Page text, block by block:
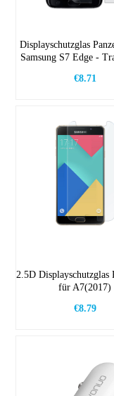
Displayschutzglas
Samsung S7 Edge -
€8.71
2.5D Displayschutzglas
für A7(2017)
€8.79